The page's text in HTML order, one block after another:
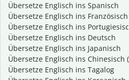
Übersetze Englisch ins Spanisch
Übersetze Englisch ins Französisch
Übersetze Englisch ins
Übersetze Englisch ins Deutsch
Übersetze Englisch ins Japanisch
Übersetze Englisch ins Chinesisch
Übersetze Englisch ins Tagalog